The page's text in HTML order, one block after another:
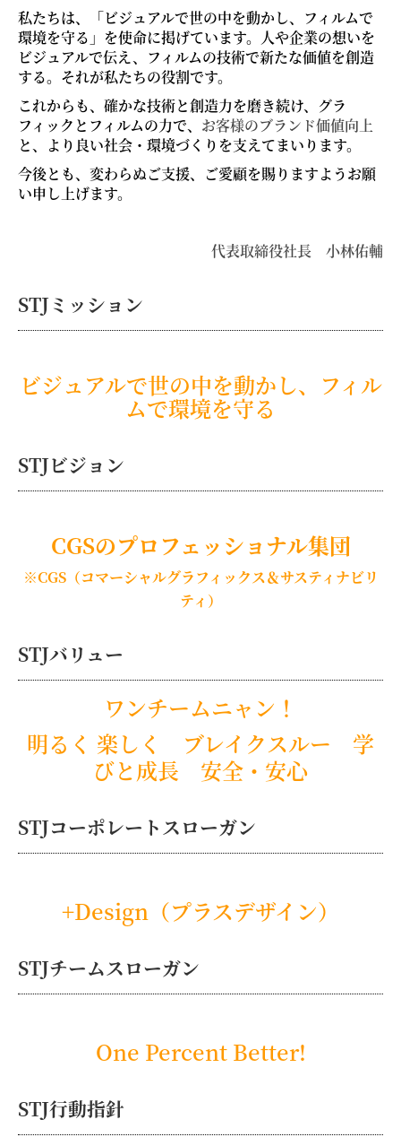
私たちは、「ビジュアルで世の中を動かし、フィルムで
環境を守る」を使命に掲げています。人や企業の想いを
ビジュアルで伝え、フィルムの技術で新たな価値を創造
する。それが私たちの役割です。
これからも、確かな技術と創造力を磨き続け、グラ
フィックとフィルムの力で、 お客様のブランド価値向上
と、より良い社会・環境づくりを支えてまいります。
今後とも、変わらぬご支援、ご愛顧を賜りますようお願
い申し上げます。
代表取締役社長 小林佑輔
STJミッション
ビジュアルで世の中を動かし、フィル
ムで環境を守る
STJビジョン
CGSのプロフェッショナル集団
※CGS（コマーシャルグラフィックス＆サスティナビリ
ティ）
STJバリュー
ワンチームニャン！
明るく 楽しく ブレイクスルー 学
びと成長 安全・安心
STJコーポレートスローガン
+Design（プラスデザイン）
STJチームスローガン
One Percent Better!
STJ行動指針